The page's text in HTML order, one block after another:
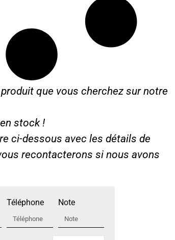
D
a
que vous cherchez sur notre
stock !
ci-dessous avec les détails de
recontacterons si nous avons
Téléphone Note